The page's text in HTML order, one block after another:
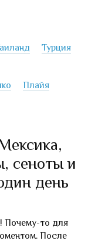
Турция
Плайя
сеноты и
день
Почему-то для
После